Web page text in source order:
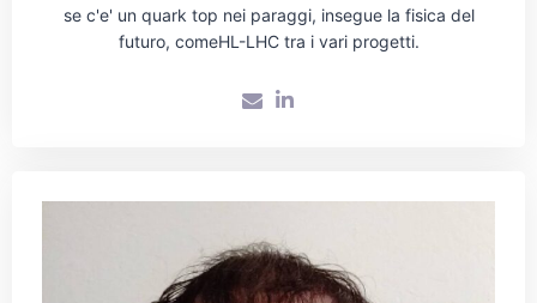
se c'e' un quark top nei paraggi, insegue la fisica del
futuro, comeHL-LHC tra i vari progetti.